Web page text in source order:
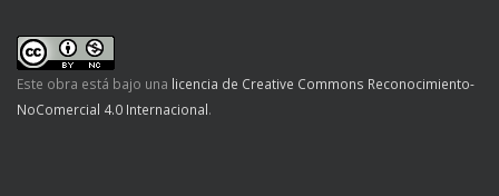
Este obra está bajo una licencia de Creative Commons Reconocimiento-
NoComercial 4.0 Internacional.